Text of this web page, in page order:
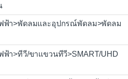
ฟฟ้า>พัดลมและอุปกรณ์พัดลม>พัดลม
ฟ้า>ทีวี/ขาแขวนทีวี>SMART/UHD